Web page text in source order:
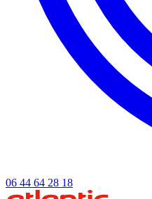
06 44 64 28 18